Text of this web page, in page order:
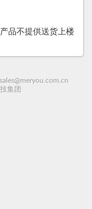
品不提供送货上楼
集团